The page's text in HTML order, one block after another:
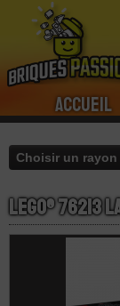
Accueil
LEGO®